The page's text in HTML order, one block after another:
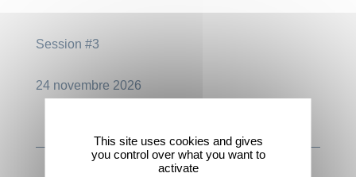
Session #3
24 novembre 2026
This site uses cookies and gives
you control over what you want to
activate